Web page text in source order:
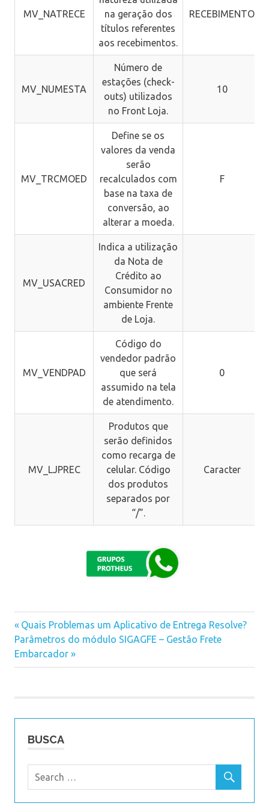
MV_NATRECE
na geração dos
títulos referentes
aos recebimentos.
RECEBIMENTO
MV_NUMESTA
Número de
estações (check-
outs) utilizados
no Front Loja.
10
MV_TRCMOED
Define se os
valores da venda
serão
recalculados com
base na taxa de
conversão, ao
alterar a moeda.
F
MV_USACRED
Indica a utilização
da Nota de
Crédito ao
Consumidor no
ambiente Frente
de Loja.
MV_VENDPAD
Código do
vendedor padrão
que será
assumido na tela
de atendimento.
0
MV_LJPREC
Produtos que
serão definidos
como recarga de
celular. Código
dos produtos
separados por
“/”.
Caracter
Navegação
de
Previous
Post:
Quais Problemas um Aplicativo de Entrega Resolve?
Next
Post:
Parâmetros do módulo SIGAGFE – Gestão Frete
Embarcador
BUSCA